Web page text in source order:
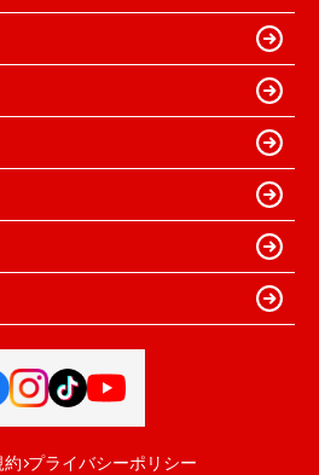
約 プライバシーポリシー